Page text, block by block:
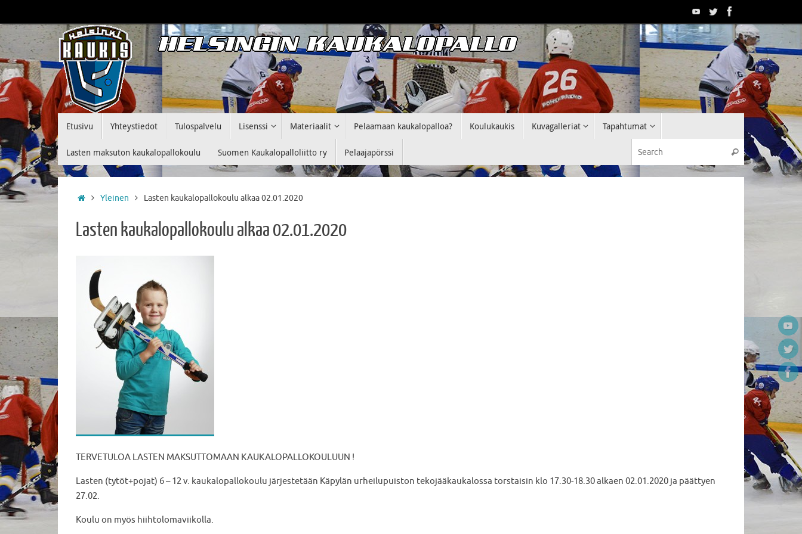
to
content
Skip
content
Etusivu Yhteystiedot Tulospalvelu Lisenssi Materiaalit Pelaamaan kaukalopalloa? Koulukaukis Kuvagalleriat Tapahtumat
Lasten maksuton kaukalopallokoulu Suomen Kaukalopalloliitto ry Pelaajapörssi
Search for:
Search
HomeYleinen Lasten kaukalopallokoulu alkaa 02.01.2020
Lasten kaukalopallokoulu alkaa 02.01.2020
TERVETULOA LASTEN MAKSUTTOMAAN KAUKALOPALLOKOULUUN !
Lasten (tytöt+pojat) 6 – 12 v. kaukalopallokoulu järjestetään Käpylän urheilupuiston tekojääkaukalossa torstaisin klo 17.30-18.30 alkaen 02.01.2020 ja päättyen
27.02.
Koulu on myös hiihtolomaviikolla.